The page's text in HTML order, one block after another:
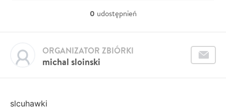
0 udostępnień
michal sloinski
ORGANIZATOR ZBIÓRKI
slcuhawki